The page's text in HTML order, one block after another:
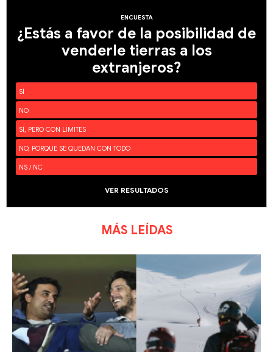
ENCUESTA
¿Estás a favor de la posibilidad de
venderle tierras a los
extranjeros?
SÍ
NO
SÍ, PERO CON LÍMITES
NO, PORQUE SE QUEDAN CON TODO
NS / NC
VER RESULTADOS
MÁS LEÍDAS